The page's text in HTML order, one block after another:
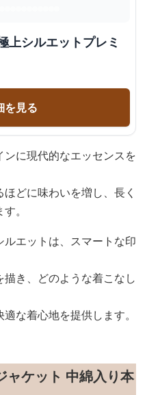
上シルエットプレミ
を見る
に現代的なエッセンスを
どに味わいを増し、長く
。
エットは、スマートな印
き、どのような着こなし
な着心地を提供します。
ャケット 中綿入り本